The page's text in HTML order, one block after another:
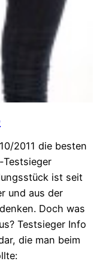
2011 die besten
ist seit
und aus der
Doch was
Testsieger Info
die man beim